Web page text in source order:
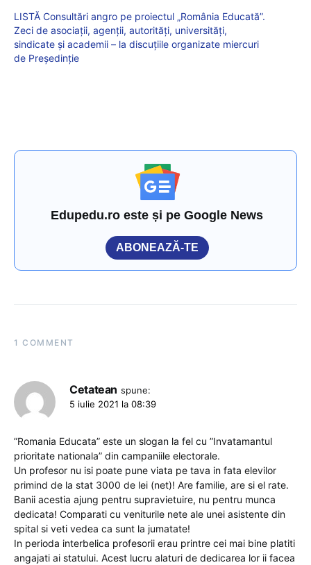
LISTĂ Consultări angro pe proiectul „România Educată”.
Zeci de asociații, agenții, autorități, universități,
sindicate și academii – la discuțiile organizate miercuri
de Președinție
Edupedu.ro este și pe Google News
ABONEAZĂ-TE
1 COMMENT
Cetatean spune:
5 iulie 2021 la 08:39
”Romania Educata” este un slogan la fel cu ”Invatamantul
prioritate nationala” din campaniile electorale.
Un profesor nu isi poate pune viata pe tava in fata elevilor
primind de la stat 3000 de lei (net)! Are familie, are si el rate.
Banii acestia ajung pentru supravietuire, nu pentru munca
dedicata! Comparati cu veniturile nete ale unei asistente din
spital si veti vedea ca sunt la jumatate!
In perioda interbelica profesorii erau printre cei mai bine platiti
angajati ai statului. Acest lucru alaturi de dedicarea lor ii facea